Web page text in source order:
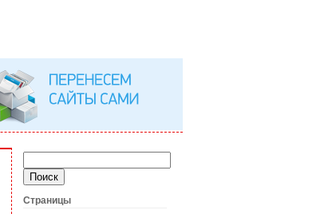
Страницы